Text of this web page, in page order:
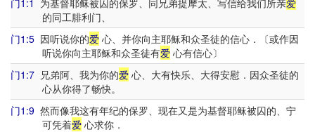
门1:1 为基督耶稣被囚的保罗、同兄弟提摩太、写信给我们所亲爱
的同工腓利门、
门1:5 因听说你的爱 心、并你向主耶稣和众圣徒的信心．〔或作因
听说你向主耶稣和众圣徒有爱心有信心〕
门1:7 兄弟阿、我为你的爱 心、大有快乐、大得安慰．因众圣徒的
心从你得了畅快。
门1:9 然而像我这有年纪的保罗、现在又是为基督耶稣被囚的、宁
可凭着爱心求你．